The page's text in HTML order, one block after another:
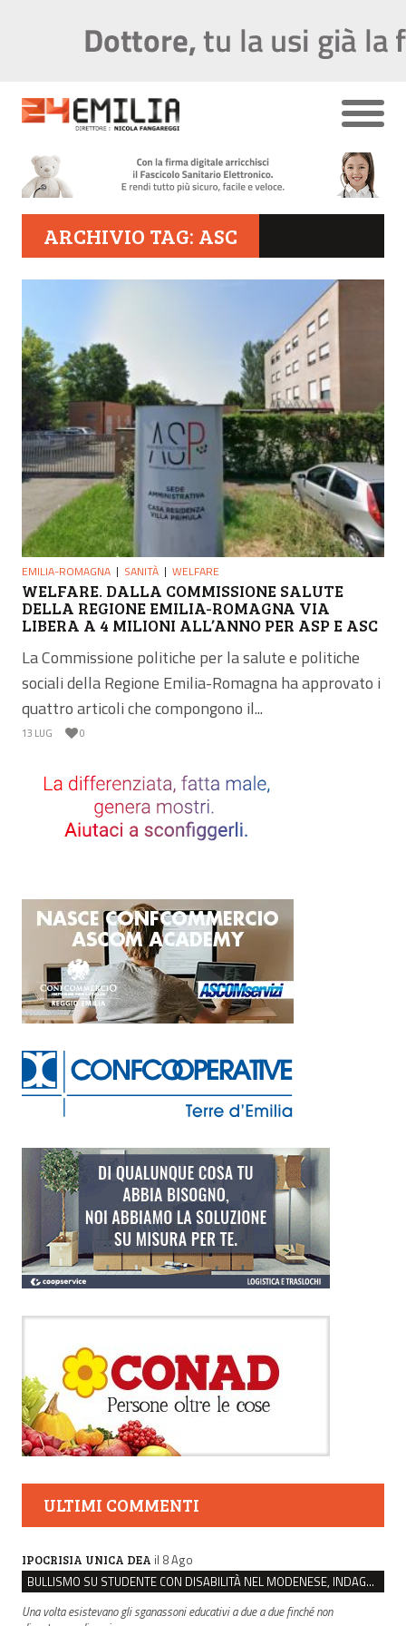
ARCHIVIO TAG: ASC
EMILIA-ROMAGNA SANITÀ WELFARE
WELFARE. DALLA COMMISSIONE SALUTE
DELLA REGIONE EMILIA-ROMAGNA VIA
LIBERA A 4 MILIONI ALL’ANNO PER ASP E ASC
La Commissione politiche per la salute e politiche
sociali della Regione Emilia-Romagna ha approvato i
quattro articoli che compongono il...
13 LUG 0
ULTIMI COMMENTI
IPOCRISIA UNICA DEA il 8 Ago
BULLISMO SU STUDENTE CON DISABILITÀ NEL MODENESE, INDAGATI DUE RAGAZZI DI 16 ANNI
Una volta esistevano gli sganassoni educativi a due a due finché non